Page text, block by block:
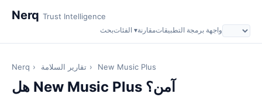
Nerq Trust Intelligence
بحث الفئات ▾مقارنةواجهة برمجة التطبيقات
Nerq › تقارير السلامة › New Music Plus
هل New Music Plus آمن؟